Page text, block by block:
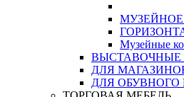
Музейные
ВЫСТАВОЧНЫЕ
ДЛЯ
ДЛЯ ОБУВНОГО